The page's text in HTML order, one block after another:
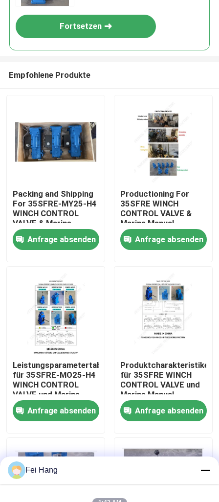
Startseite
Produkte
Über uns
Fabrik Tour
Qualitätskontrolle
Kontakt
Referenzen
Marine-Wasserfilter
Marine Sea Water Strainer
Fortsetzen
Empfohlene Produkte
Packing and Shipping
For 35SFRE-MY25-H4
WINCH CONTROL
VALVE & Marine
Manual Proportional
Flow Direction
Compound Valve
Anfrage absenden
Productioning For
35SFRE WINCH
CONTROL VALVE &
Marine Manual
Proportional Flow
Direction Compound
Valve 35SFRE-MO32
Anfrage absenden
Leistungsparametertabelle
für 35SFRE-MO25-H4
WINCH CONTROL
VALVE und Marine
Manual Proportional
Flow Direction
Compound Valve
Anfrage absenden
Produktcharakteristiken
für 35SFRE WINCH
CONTROL VALVE und
Marine Manual
Proportional Flow
Direction Compound
Valve 35SFRE-MO25
Anfrage absenden
Fei Hang